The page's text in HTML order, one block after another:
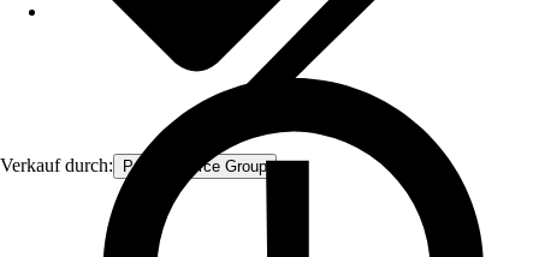
Verkauf durch: Procommerce Group